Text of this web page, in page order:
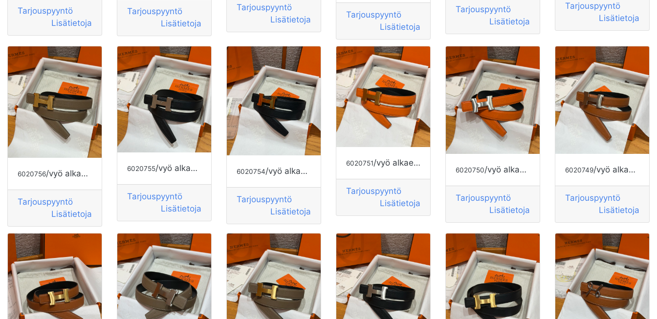
Tarjouspyyntö
Lisätietoja
Tarjouspyyntö
Lisätietoja
Tarjouspyyntö
Lisätietoja
Tarjouspyyntö
Lisätietoja
Tarjouspyyntö
Lisätietoja
Tarjouspyyntö
Lisätietoja
6020756/vyö alkaen HERMES
Tarjouspyyntö
Lisätietoja
6020755/vyö alkaen HERMES
Tarjouspyyntö
Lisätietoja
6020754/vyö alkaen HERMES
Tarjouspyyntö
Lisätietoja
6020751/vyö alkaen HERMES
Tarjouspyyntö
Lisätietoja
6020750/vyö alkaen HERMES
Tarjouspyyntö
Lisätietoja
6020749/vyö alkaen HERMES
Tarjouspyyntö
Lisätietoja